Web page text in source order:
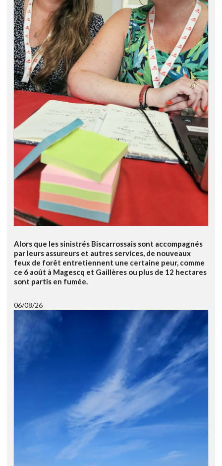
Alors que les sinistrés Biscarrossais sont accompagnés
par leurs assureurs et autres services, de nouveaux
feux de forêt entretiennent une certaine peur, comme
ce 6 août à Magescq et Gaillères ou plus de 12 hectares
sont partis en fumée.
06/08/26